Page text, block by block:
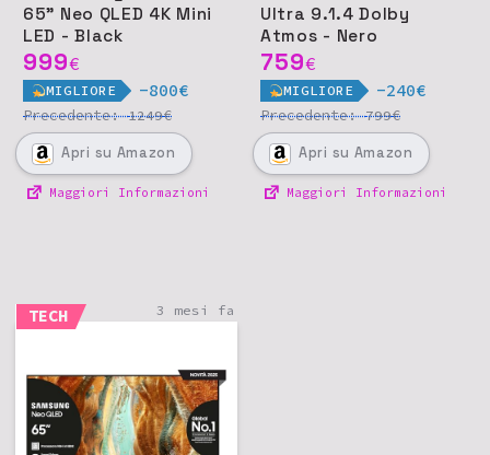
65" Neo QLED 4K Mini
LED - Black
999€
MIGLIORE -800€
Precedente:1249€
Apri su Amazon
Maggiori Informazioni
Ultra 9.1.4 Dolby
Atmos - Nero
759€
MIGLIORE -240€
Precedente:799€
Apri su Amazon
Maggiori Informazioni
TECH 3 mesi fa